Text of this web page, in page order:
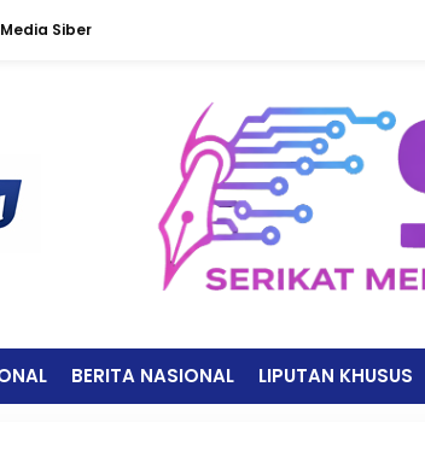
Siber
BERITA NASIONAL LIPUTAN KHUSUS